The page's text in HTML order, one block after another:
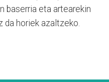
baserria eta artearekin
da horiek azaltzeko.